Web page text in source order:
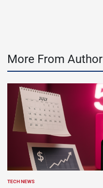
More From Author
POSTED
TECH NEWS